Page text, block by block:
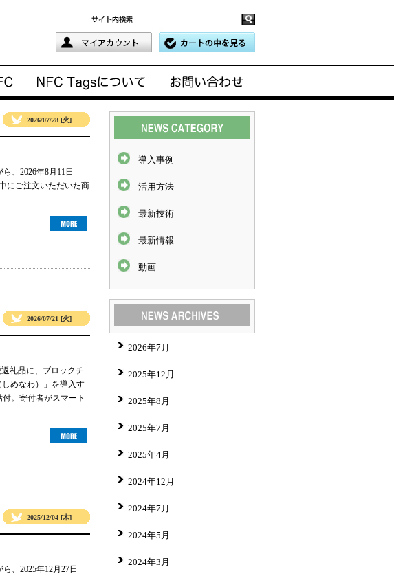
2026/07/28 [火]
、2026年8月11日
にご注文いただいた商
2026/07/21 [火]
礼品に、ブロックチ
めなわ）」を導入す
。寄付者がスマート
2025/12/04 [木]
、2025年12月27日
導入事例
活用方法
最新技術
最新情報
動画
2026年7月
2025年12月
2025年8月
2025年7月
2025年4月
2024年12月
2024年7月
2024年5月
2024年3月